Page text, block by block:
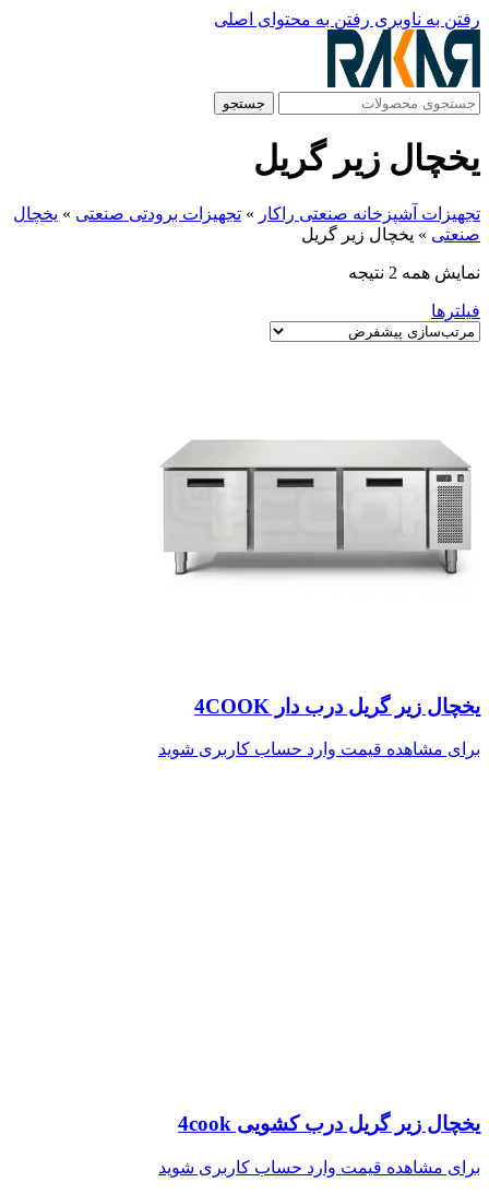
رفتن به ناوبری رفتن به محتوای اصلی
جستجو
یخچال زیر گریل
تجهیزات آشپزخانه صنعتی راکار » تجهیزات برودتی صنعتی » یخچال
صنعتی » یخچال زیر گریل
نمایش همه 2 نتیجه
فیلترها
یخچال زیر گریل درب دار 4COOK
برای مشاهده قیمت وارد حساب کاربری شوید
یخچال زیر گریل درب کشویی 4cook
برای مشاهده قیمت وارد حساب کاربری شوید